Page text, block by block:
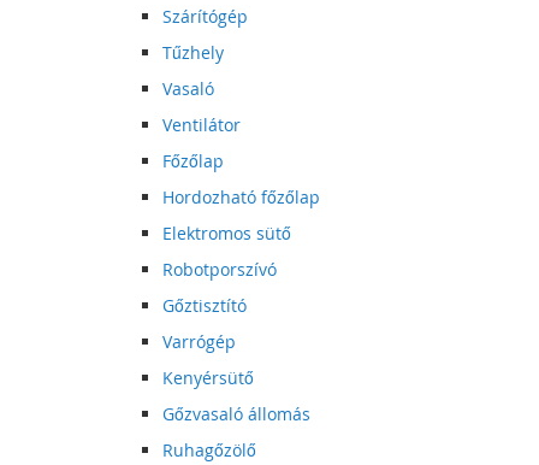
Szárítógép
Tűzhely
Vasaló
Ventilátor
Főzőlap
Hordozható főzőlap
Elektromos sütő
Robotporszívó
Gőztisztító
Varrógép
Kenyérsütő
Gőzvasaló állomás
Ruhagőzölő